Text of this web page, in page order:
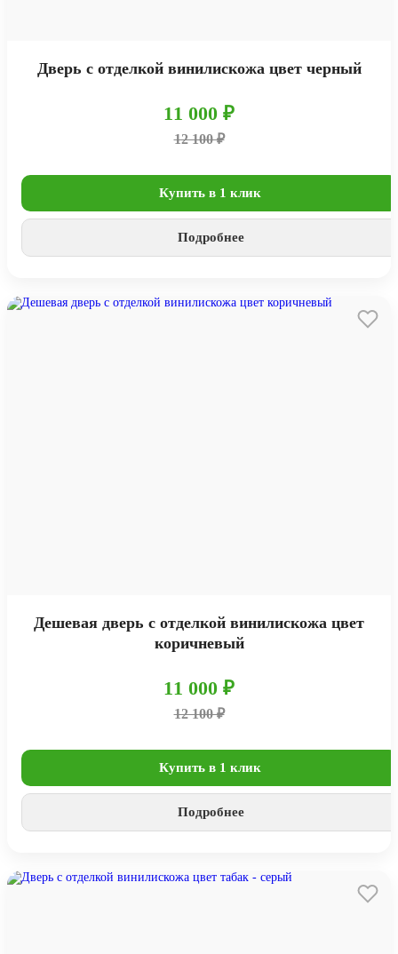
Дверь с отделкой винилискожа цвет черный
11 000 ₽
12 100 ₽
Купить в 1 клик
Подробнее
Дешевая дверь с отделкой винилискожа цвет
коричневый
11 000 ₽
12 100 ₽
Купить в 1 клик
Подробнее